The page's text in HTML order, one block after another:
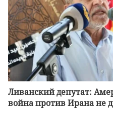
Ливанский депутат:
война против Ирана не